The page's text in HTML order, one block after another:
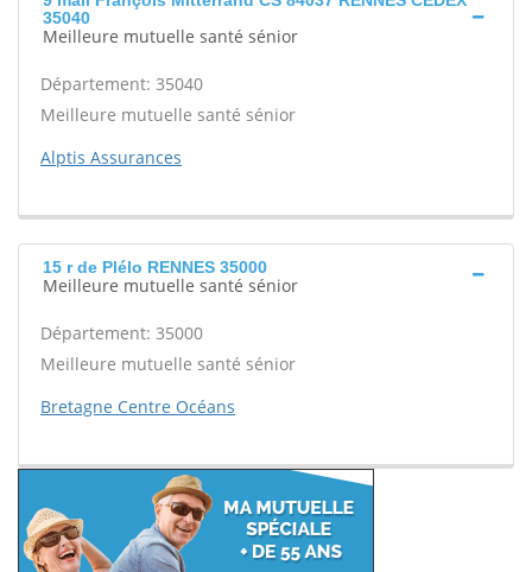
35040
Meilleure mutuelle santé sénior
Département: 35040
Meilleure mutuelle santé sénior
Alptis Assurances
15 r de Plélo RENNES 35000
Meilleure mutuelle santé sénior
Département: 35000
Meilleure mutuelle santé sénior
Bretagne Centre Océans